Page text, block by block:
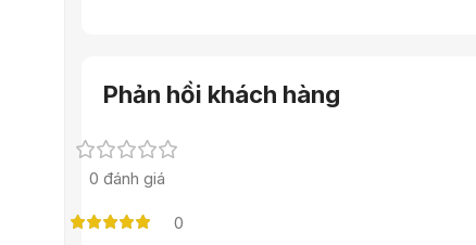
Phản hồi khách hàng
0 đánh giá
0